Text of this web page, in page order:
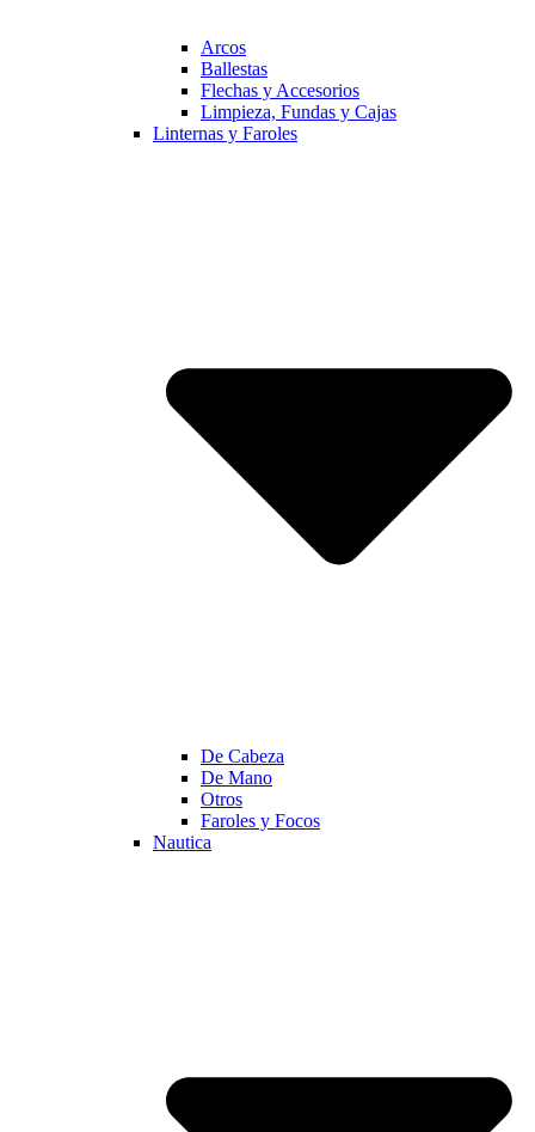
Arcos
Ballestas
Flechas y Accesorios
Limpieza, Fundas y Cajas
Linternas y Faroles
De Cabeza
De Mano
Otros
Faroles y Focos
Nautica